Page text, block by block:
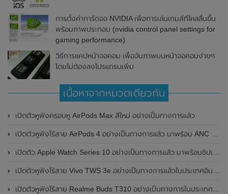
การตั้งค่าการ์ดจอ NVIDIA เพื่อการเล่นเกมส์ที่ไหลลื่นขึ้น
พร้อมภาพประกอบ (nvidia control panel settings for
gaming performance)
วิธีการแคปหน้าจอคอม เพื่อจับภาพบนหน้าจอคอมง่ายๆ
โดยไม่ต้องลงโปรแกรมเพิ่ม
เนื้อหาจากหมวดเดียวกัน
เปิดตัวหูฟังครอบหู AirPods Max สีใหม่ อย่างเป็นทางการแล้ว
เปิดตัวหูฟังไร้สาย AirPods 4 อย่างเป็นทางการแล้ว มาพร้อม ANC และฟีเจอร์ใหม่มากมาย
เปิดตัว Apple Watch Series 10 อย่างเป็นทางการแล้ว มาพร้อมชิปเซ็ตรุ่น S10
เปิดตัวหูฟังไร้สาย Vivo TWS 3e อย่างเป็นทางการแล้วในประเทศอินเดีย มาพร้อมระบบตัดเสียงรบกวน ANC ที่ 30dB , ป้องกันฝุ่นและกันน้ำที่ระดับ IP54 , แบตเตอรี่สามารถใช้งานนานสูงสุด 36 ชั่วโมง
เปิดตัวหูฟังไร้สาย Realme Buds T310 อย่างเป็นทางการในประเทศอินเดีย มาพร้อมระบบตัดเสียงรบกวน ANC สูงสุด 46dB , เสียงรอบทิศทาง 360 องศา , แบตเตอรี่สามารถใช้งานได้นานสูงสุด 40 ชั่วโมง